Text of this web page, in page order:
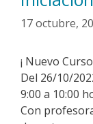
17 octubre,
¡ Nuevo
Del 26/10/
9:00 a 10:00
Con